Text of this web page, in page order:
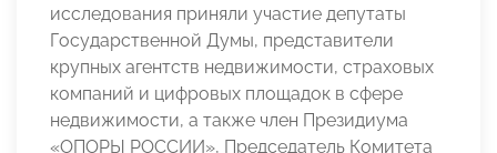
исследования приняли участие депутаты
Государственной Думы, представители
крупных агентств недвижимости, страховых
компаний и цифровых площадок в сфере
недвижимости, а также член Президиума
«ОПОРЫ РОССИИ», Председатель Комитета